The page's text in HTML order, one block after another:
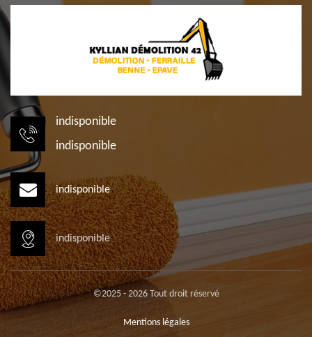
indisponible
indisponible
indisponible
indisponible
©2025 - 2026 Tout droit réservé
Mentions légales